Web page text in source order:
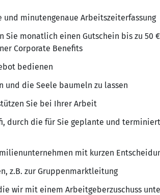
minutengenaue Arbeitszeiterfassung
monatlich einen Gutschein bis zu 50
Corporate Benefits
bedienen
und die Seele baumeln zu lassen
Sie bei Ihrer Arbeit
durch die für Sie geplante und
mit kurzen
z.B. zur Gruppenmarktleitung
wir mit einem Arbeitgeberzuschuss